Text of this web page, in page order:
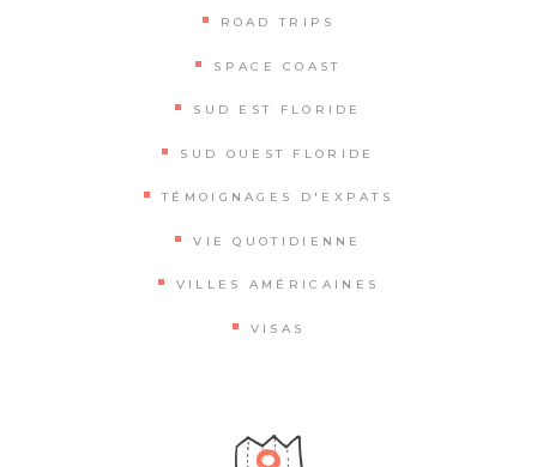
ROAD TRIPS
SPACE COAST
SUD EST FLORIDE
SUD OUEST FLORIDE
TÉMOIGNAGES D'EXPATS
VIE QUOTIDIENNE
VILLES AMÉRICAINES
VISAS